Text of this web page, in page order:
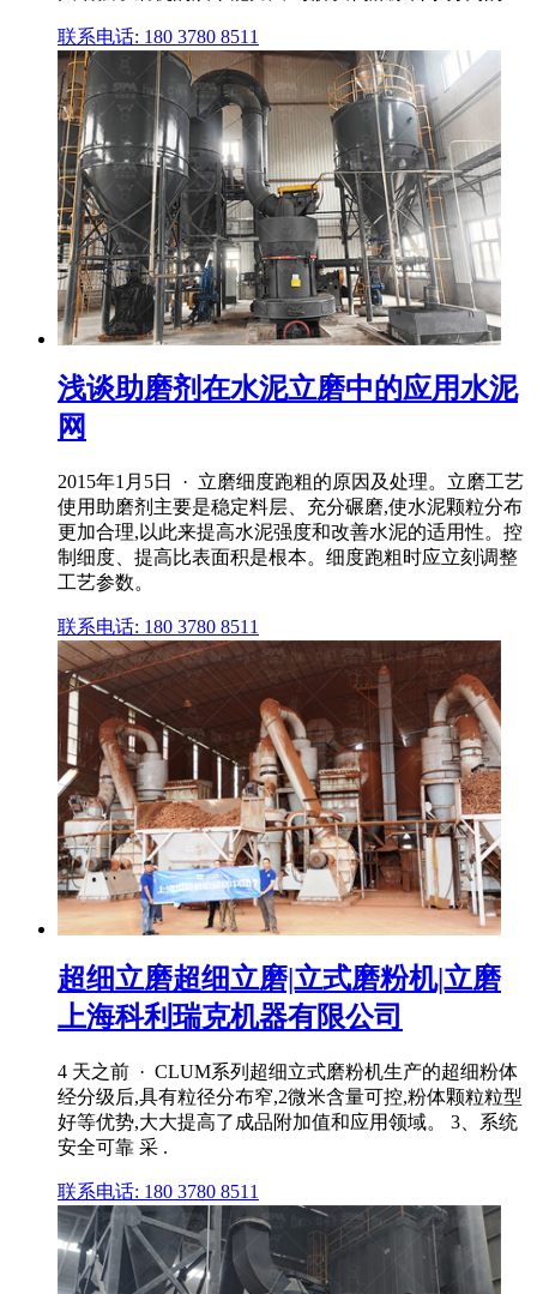
联系电话: 180 3780 8511
浅谈助磨剂在水泥立磨中的应用水泥
网
2015年1月5日 · 立磨细度跑粗的原因及处理。立磨工艺
使用助磨剂主要是稳定料层、充分碾磨,使水泥颗粒分布
更加合理,以此来提高水泥强度和改善水泥的适用性。控
制细度、提高比表面积是根本。细度跑粗时应立刻调整
工艺参数。
联系电话: 180 3780 8511
超细立磨超细立磨|立式磨粉机|立磨
上海科利瑞克机器有限公司
4 天之前 · CLUM系列超细立式磨粉机生产的超细粉体
经分级后,具有粒径分布窄,2微米含量可控,粉体颗粒粒型
好等优势,大大提高了成品附加值和应用领域。 3、系统
安全可靠 采 .
联系电话: 180 3780 8511